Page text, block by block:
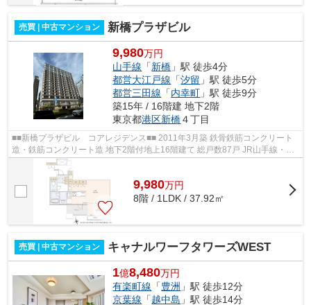
売買 | 中古マンション 新橋プラザビル
9,980万円
山手線 「新橋 」駅 徒歩4分
都営大江戸線 「汐留 」駅 徒歩5分
都営三田線 「内幸町 」駅 徒歩9分
築15年 / 16階建 地下2階
東京都港区新橋４丁目
■■新橋プラザビル コアレジデンス■■ 2011年3月築 鉄骨鉄筋コンクリート
造・鉄筋コンクリート造 地下2階付地上16階建て 総戸数87戸 JR山手線・都
営浅草線「新橋」駅徒歩4分 都営大江...
9,980万円
8階 / 1LDK / 37.92㎡
売買 | 中古マンション キャナルワーフタワーズWEST
1億8,480万円
有楽町線 「豊洲 」駅 徒歩12分
京葉線 「越中島 」駅 徒歩14分